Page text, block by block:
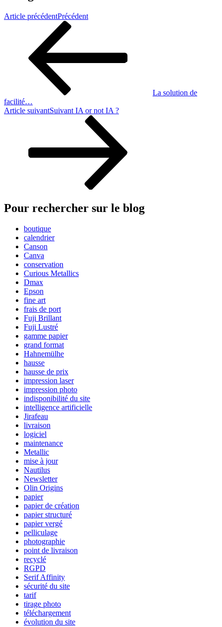
Article précédentPrécédent
La solution de
facilité…
Article suivantSuivant IA or not IA ?
Pour rechercher sur le blog
boutique
calendrier
Canson
Canva
conservation
Curious Metallics
Dmax
Epson
fine art
frais de port
Fuji Brillant
Fuji Lustré
gamme papier
grand format
Hahnemülhe
hausse
hausse de prix
impression laser
impression photo
indisponibilité du site
intelligence artificielle
Jirafeau
livraison
logiciel
maintenance
Metallic
mise à jour
Nautilus
Newsletter
Olin Origins
papier
papier de création
papier structuré
papier vergé
pelliculage
photographie
point de livraison
recyclé
RGPD
Serif Affinity
sécurité du site
tarif
tirage photo
téléchargement
évolution du site